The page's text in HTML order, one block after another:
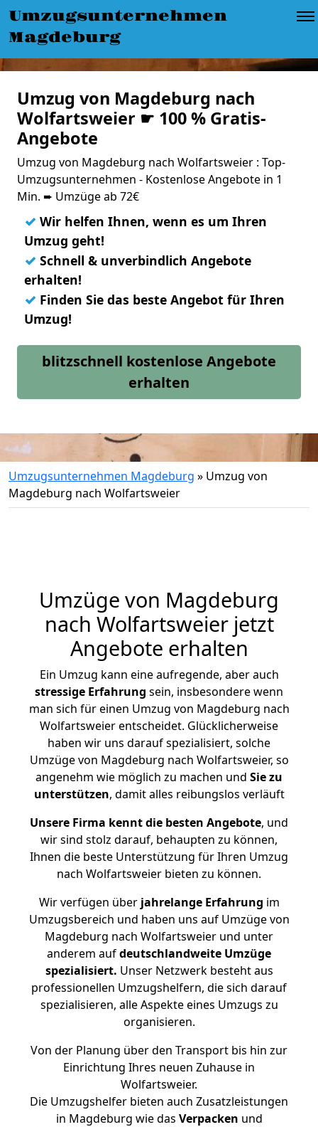
Umzugsunternehmen
Magdeburg
Umzug von Magdeburg nach
Wolfartsweier ☛ 100 % Gratis-
Angebote
Umzug von Magdeburg nach Wolfartsweier : Top-
Umzugsunternehmen - Kostenlose Angebote in 1
Min. ➨ Umzüge ab 72€
✓ Wir helfen Ihnen, wenn es um Ihren
Umzug geht!
✓ Schnell & unverbindlich Angebote
erhalten!
✓ Finden Sie das beste Angebot für Ihren
Umzug!
blitzschnell kostenlose Angebote
erhalten
Umzugsunternehmen Magdeburg » Umzug von
Magdeburg nach Wolfartsweier
Umzüge von Magdeburg
nach Wolfartsweier jetzt
Angebote erhalten
Ein Umzug kann eine aufregende, aber auch
stressige Erfahrung sein, insbesondere wenn
man sich für einen Umzug von Magdeburg nach
Wolfartsweier entscheidet. Glücklicherweise
haben wir uns darauf spezialisiert, solche
Umzüge von Magdeburg nach Wolfartsweier, so
angenehm wie möglich zu machen und Sie zu
unterstützen, damit alles reibungslos verläuft
Unsere Firma kennt die besten Angebote, und
wir sind stolz darauf, behaupten zu können,
Ihnen die beste Unterstützung für Ihren Umzug
nach Wolfartsweier bieten zu können.
Wir verfügen überjahrelange Erfahrung im
Umzugsbereich und haben uns auf Umzüge von
Magdeburg nach Wolfartsweier und unter
anderem aufdeutschlandweite Umzüge
spezialisiert. Unser Netzwerk besteht aus
professionellen Umzugshelfern, die sich darauf
spezialisieren, alle Aspekte eines Umzugs zu
organisieren.
Von der Planung über den Transport bis hin zur
Einrichtung Ihres neuen Zuhause in
Wolfartsweier.
Die Umzugshelfer bieten auch Zusatzleistungen
in Magdeburg wie das Verpacken und